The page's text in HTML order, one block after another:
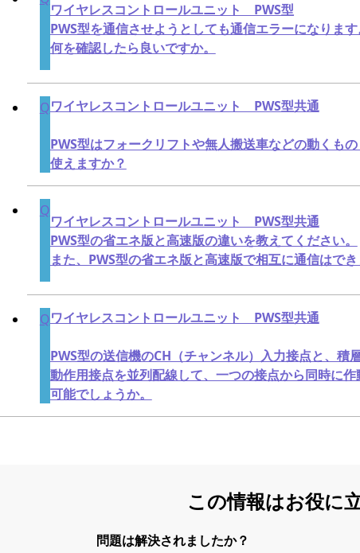
ワイヤレスコントロールユニット PWS型
PWS型を通信させようとしても通信エラーになります
何を確認したら良いですか。
ワイヤレスコントロールユニット PWS型共通
PWS型はフォークリフトや無人搬送車などの動くも
使えますか？
ワイヤレスコントロールユニット PWS型共通
PWS型の省エネ版と高速版の違いを教えてください。
また、PWS型の省エネ版と高速版で相互に通信はで
ワイヤレスコントロールユニット PWS型共通
PWS型の送信機のCH（チャンネル）入力接点と、積
動作用接点を並列配線して、一つの接点から同時に作
可能でしょうか。
この情報はお役に
問題は解決されましたか？